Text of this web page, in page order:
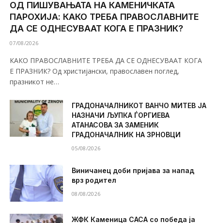
ОД ПИШУВАЊАТА НА КАМЕНИЧКАТА
ПАРОХИЈА: КАКО ТРЕБА ПРАВОСЛАВНИТЕ
ДА СЕ ОДНЕСУВААТ КОГА Е ПРАЗНИК?
07/08/2026
КАКО ПРАВОСЛАВНИТЕ ТРЕБА ДА СЕ ОДНЕСУВААТ КОГА
Е ПРАЗНИК? Од христијански, православен поглед,
празникот не…
ГРАДОНАЧАЛНИКОТ ВАНЧО МИТЕВ ЈА
НАЗНАЧИ ЉУПКА ЃОРГИЕВА
АТАНАСОВА ЗА ЗАМЕНИК
ГРАДОНАЧАЛНИК НА ЗРНОВЦИ
05/08/2026
Виничанец доби пријава за напад
врз родител
08/08/2026
ЖФК Каменица САСА со победа ја